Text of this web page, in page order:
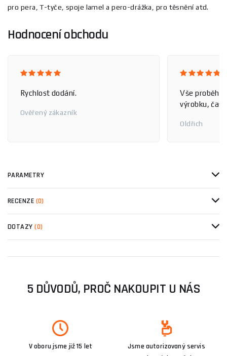
pro pera, T-tyče, spoje lamel a pero-drážka, pro těsnění atd.
Hodnocení obchodu
Rychlost dodání.
Ověřený zákazník
Vše
výrobku, čas
Oldřich
PARAMETRY
RECENZE (0)
DOTAZY(0)
5 DŮVODŮ, PROČ NAKOUPIT U NÁS
V oboru jsme již 15 let
Jsme autorizovaný servis